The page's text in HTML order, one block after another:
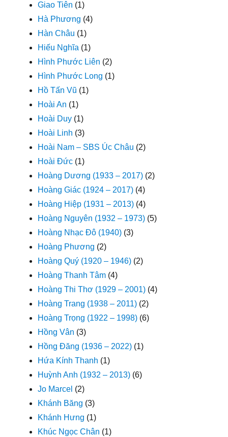
Giao Tiên (1)
Hà Phương (4)
Hàn Châu (1)
Hiếu Nghĩa (1)
Hình Phước Liên (2)
Hình Phước Long (1)
Hồ Tấn Vũ (1)
Hoài An (1)
Hoài Duy (1)
Hoài Linh (3)
Hoài Nam – SBS Úc Châu (2)
Hoài Đức (1)
Hoàng Dương (1933 – 2017) (2)
Hoàng Giác (1924 – 2017) (4)
Hoàng Hiệp (1931 – 2013) (4)
Hoàng Nguyên (1932 – 1973) (5)
Hoàng Nhạc Đô (1940) (3)
Hoàng Phương (2)
Hoàng Quý (1920 – 1946) (2)
Hoàng Thanh Tâm (4)
Hoàng Thi Thơ (1929 – 2001) (4)
Hoàng Trang (1938 – 2011) (2)
Hoàng Trọng (1922 – 1998) (6)
Hồng Vân (3)
Hồng Đăng (1936 – 2022) (1)
Hứa Kính Thanh (1)
Huỳnh Anh (1932 – 2013) (6)
Jo Marcel (2)
Khánh Băng (3)
Khánh Hưng (1)
Khúc Ngọc Chân (1)